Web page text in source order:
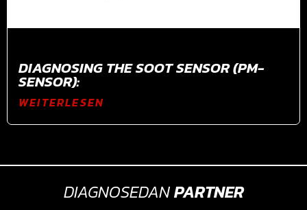
DIAGNOSING THE SOOT SENSOR (PM-
SENSOR):
WEITERLESEN
DIAGNOSEDANPARTNER